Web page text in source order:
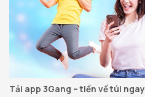
Tải app 3Gang – tiền về túi ngay